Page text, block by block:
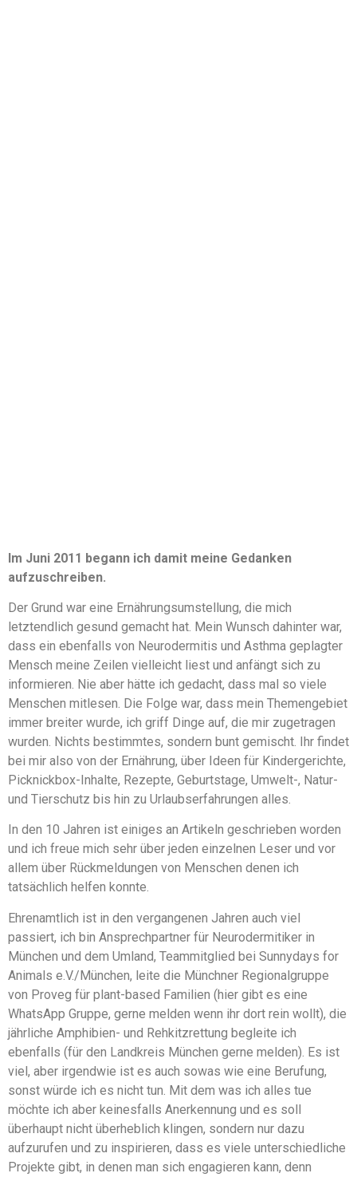
Im Juni 2011 begann ich damit meine Gedanken
aufzuschreiben.
Der Grund war eine Ernährungsumstellung, die mich
letztendlich gesund gemacht hat. Mein Wunsch dahinter war,
dass ein ebenfalls von Neurodermitis und Asthma geplagter
Mensch meine Zeilen vielleicht liest und anfängt sich zu
informieren. Nie aber hätte ich gedacht, dass mal so viele
Menschen mitlesen. Die Folge war, dass mein Themengebiet
immer breiter wurde, ich griff Dinge auf, die mir zugetragen
wurden. Nichts bestimmtes, sondern bunt gemischt. Ihr findet
bei mir also von der Ernährung, über Ideen für Kindergerichte,
Picknickbox-Inhalte, Rezepte, Geburtstage, Umwelt-, Natur-
und Tierschutz bis hin zu Urlaubserfahrungen alles.
In den 10 Jahren ist einiges an Artikeln geschrieben worden
und ich freue mich sehr über jeden einzelnen Leser und vor
allem über Rückmeldungen von Menschen denen ich
tatsächlich helfen konnte.
Ehrenamtlich ist in den vergangenen Jahren auch viel
passiert, ich bin Ansprechpartner für Neurodermitiker in
München und dem Umland, Teammitglied bei Sunnydays for
Animals e.V./München, leite die Münchner Regionalgruppe
von Proveg für plant-based Familien (hier gibt es eine
WhatsApp Gruppe, gerne melden wenn ihr dort rein wollt), die
jährliche Amphibien- und Rehkitzrettung begleite ich
ebenfalls (für den Landkreis München gerne melden). Es ist
viel, aber irgendwie ist es auch sowas wie eine Berufung,
sonst würde ich es nicht tun. Mit dem was ich alles tue
möchte ich aber keinesfalls Anerkennung und es soll
überhaupt nicht überheblich klingen, sondern nur dazu
aufzurufen und zu inspirieren, dass es viele unterschiedliche
Projekte gibt, in denen man sich engagieren kann, denn